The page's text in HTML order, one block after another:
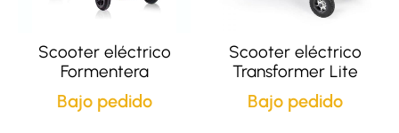
Scooter eléctrico
Formentera
Bajo pedido
Scooter eléctrico
Transformer Lite
Bajo pedido